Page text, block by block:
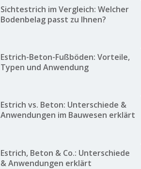
Sichtestrich im Vergleich: Welcher
Bodenbelag passt zu Ihnen?
Estrich-Beton-Fußböden: Vorteile,
Typen und Anwendung
Estrich vs. Beton: Unterschiede &
Anwendungen im Bauwesen erklärt
Estrich, Beton & Co.: Unterschiede
& Anwendungen erklärt